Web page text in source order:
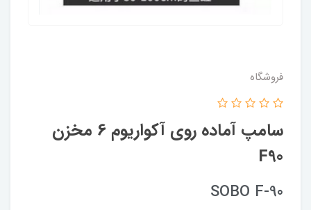
فروشگاه
سامپ آماده روی آکواریوم 6 مخزن
F90
SOBO F-90